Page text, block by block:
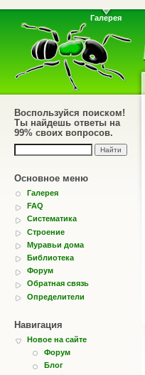
Галерея
Воспользуйся поиском!
Ты найдешь ответы на
99% своих вопросов.
Основное меню
Галерея
FAQ
Систематика
Строение
Муравьи дома
Библиотека
Форум
Обратная связь
Определители
Навигация
Новое на сайте
Форум
Блог